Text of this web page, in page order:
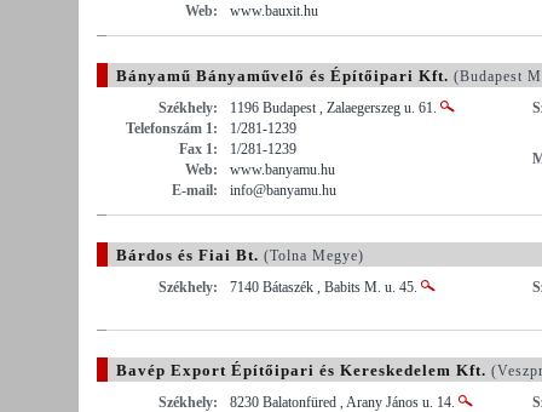
Web:
www.bauxit.hu
Bányamű Bányaművelő és Építőipari Kft. (Budapest
Székhely:
1196 Budapest , Zalaegerszeg u. 61.
Telefonszám 1:
1/281-1239
Fax 1:
1/281-1239
Web:
www.banyamu.hu
E-mail:
info@banyamu.hu
Bárdos és Fiai Bt. (Tolna Megye)
Székhely:
7140 Bátaszék , Babits M. u. 45.
Bavép Export Építőipari és Kereskedelem Kft.
Székhely:
8230 Balatonfüred , Arany János u. 14.